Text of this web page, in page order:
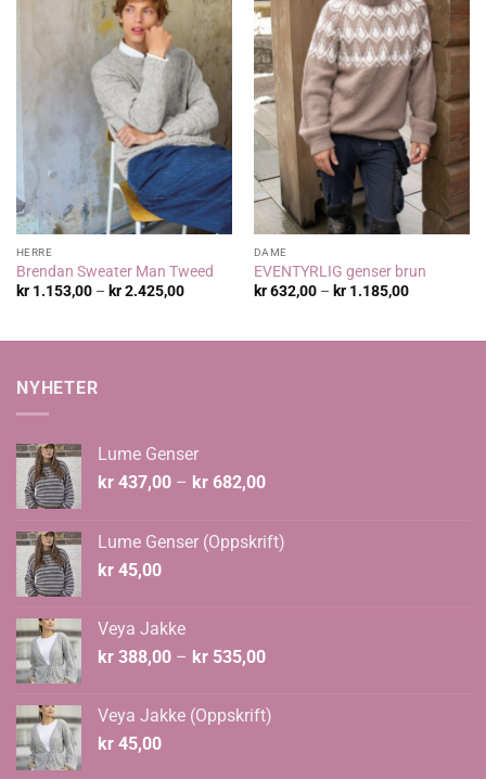
HERRE
Brendan Sweater Man Tweed
kr1.153,00 – kr2.425,00Prisområde:
DAME
EVENTYRLIG genser brun
kr632,00 – kr1.185,00
NYHETER
Lume Genser
kr 437,00 – kr 682,00Prisområde:
kr 682,00
Lume Genser (Oppskrift)
kr 45,00
Veya Jakke
kr 388,00 – kr 535,00Prisområde:
kr 535,00
Veya Jakke (Oppskrift)
kr 45,00